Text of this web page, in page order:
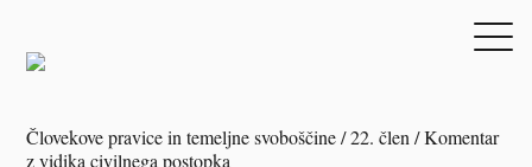
Človekove pravice in temeljne svoboščine / 22. člen / Komentar
z vidika civilnega postopka